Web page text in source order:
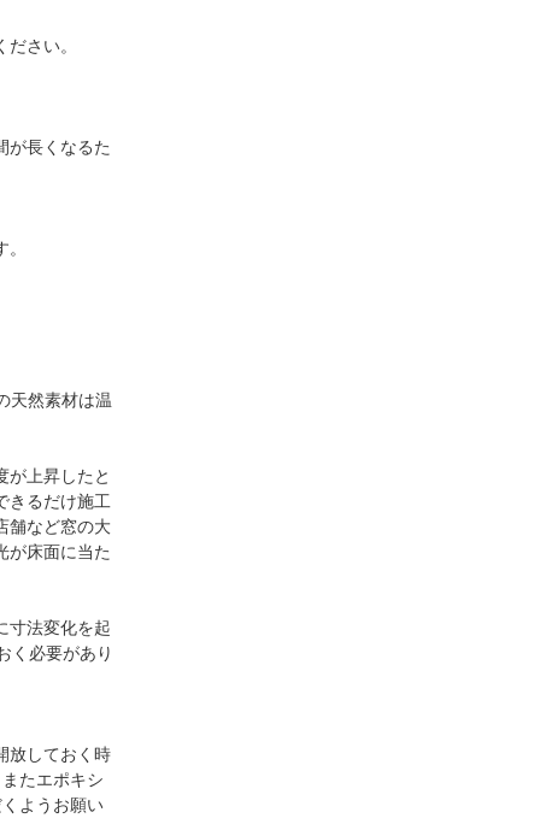
さい。
が長くなるた
天然素材は温
が上昇したと
きるだけ施工
舗など窓の大
が床面に当た
寸法変化を起
く必要があり
放しておく時
たエポキシ
ようお願い